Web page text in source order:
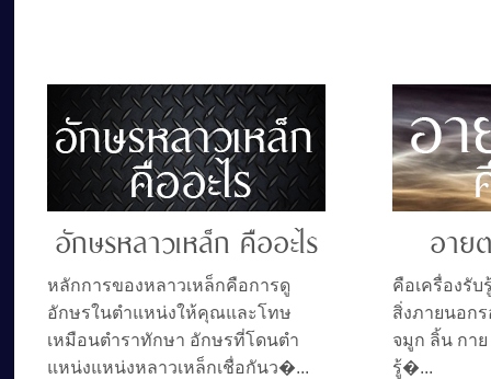
อักษรหลาวเหล็ก คืออะไร
หลักการของหลาวเหล็กคือการดู
อักษรในตำแหน่งให้คุณและโทษ
เหมือนตำราทักษา อักษรที่โดนตำ
แหน่งแหน่งหลาวเหล็กเชื่อกันว�...
อาย
คือเครื่องรั
สิ่งภายนอก
จมูก ลิ้น กา
รู้�...